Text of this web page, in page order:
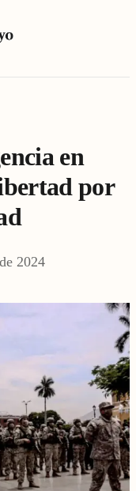
en
por
2024